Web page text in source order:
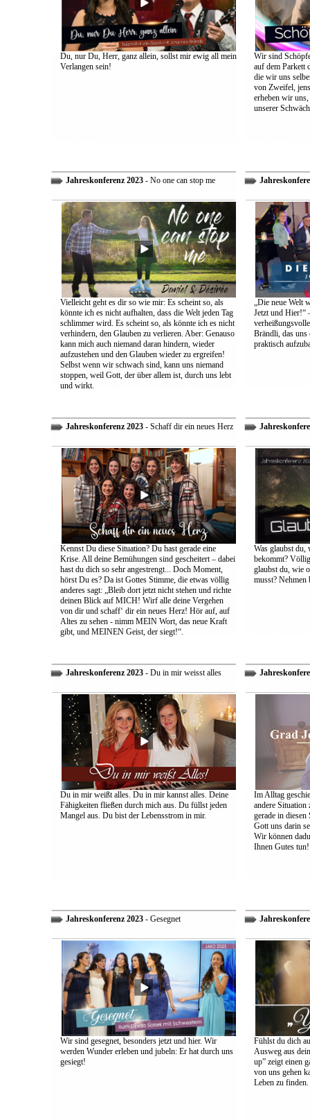
Du, nur Du, Herr, ganz allein, sollst mir ewig all mein
Verlangen sein!
Wir sind
auf dem Parkett
die wir uns
von Zweifel,
erheben wir
unserer
Jahreskonferenz 2023- No one can stop me
Vielleicht geht es dir so wie mir: Es scheint so, als
könnte ich es nicht aufhalten, dass die Welt jeden Tag
schlimmer wird. Es scheint so, als könnte ich es nicht
verhindern, den Glauben zu verlieren. Aber: Genauso
kann mich auch niemand daran hindern, wieder
aufzustehen und den Glauben wieder zu ergreifen!
Selbst wenn wir schwach sind, kann uns niemand
stoppen, weil Gott, der über allem ist, durch uns lebt
und wirkt.
„Die neue Welt
Jetzt und Hier!“
Brändli, das uns
praktisch
Jahreskonferenz 2023- Schaff dir ein neues Herz
Kennst Du diese Situation? Du hast gerade eine
Krise. All deine Bemühungen sind gescheitert – dabei
hast du dich so sehr angestrengt... Doch Moment,
hörst Du es? Da ist Gottes Stimme, die etwas völlig
anderes sagt: „Bleib dort jetzt nicht stehen und richte
deinen Blick auf MICH! Wirf alle deine Vergehen
von dir und schaff‘ dir ein neues Herz! Hör auf, auf
Altes zu sehen - nimm MEIN Wort, das neue Kraft
gibt, und MEINEN Geist, der siegt!“.
Was glaubst du,
bekommt?
glaubst du, wie
musst? Nehmen
Jahreskonferenz 2023- Du in mir weisst alles
Du in mir weißt alles. Du in mir kannst alles. Deine
Fähigkeiten fließen durch mich aus. Du füllst jeden
Mangel aus. Du bist der Lebensstrom in mir.
Im Alltag
andere
gerade in
Gott uns darin
Wir können
Ihnen Gutes tun!
Jahreskonferenz 2023- Gesegnet
Wir sind gesegnet, besonders jetzt und hier. Wir
werden Wunder erleben und jubeln: Er hat durch uns
gesiegt!
Fühlst du dich
Ausweg aus
up” zeigt einen
von uns gehen
Leben zu finden.